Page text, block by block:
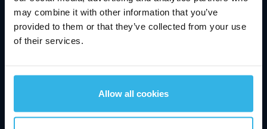
may combine it with other information that you’ve
provided to them or that they’ve collected from your use
of their services.
Allow all cookies
Title/Position
name